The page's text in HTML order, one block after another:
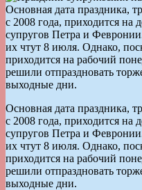
Основная дата праздника,
с 2008 года, приходится на
супругов Петра и
их чтут 8 июля. Однако,
приходится на рабочий
решили отпраздновать
выходные дни.
Основная дата праздника,
с 2008 года, приходится на
супругов Петра и
их чтут 8 июля. Однако,
приходится на рабочий
решили отпраздновать
выходные дни.